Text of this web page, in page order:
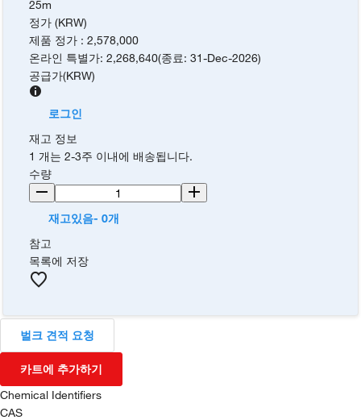
25m
정가 (KRW)
제품 정가 :2,578,000
온라인 특별가:2,268,640(종료:31-Dec-2026)
공급가(KRW)
로그인
재고 정보
1 개는 2-3주 이내에 배송됩니다.
수량
재고있음- 0개
참고
목록에 저장
벌크 견적 요청
카트에 추가하기
Chemical Identifiers
CAS